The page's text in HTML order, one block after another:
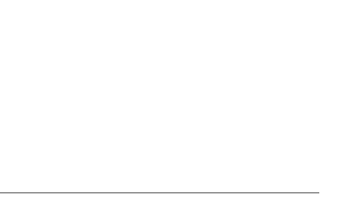
el IVA pero no losgastos de transporte